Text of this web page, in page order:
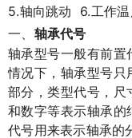
5.轴向跳动 6.工作
一、 轴承代号
轴承型号一般有前置
情况下，轴承型号只
部分，类型代号，尺
和数字等表示轴承的
代号用来表示轴承的